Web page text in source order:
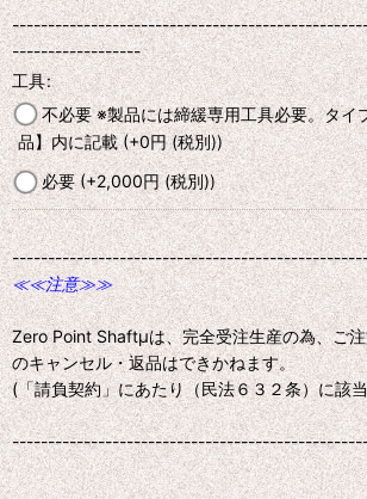
------------------
工具:
不必要 ※製品には締緩専用工具必要。タイ
品】内に記載(+0円 (税別))
必要(+2,000円 (税別))
≪≪注意≫≫
Zero Point Shaftμは、完全受注生産の為、ご
のキャンセル・返品はできかねます。
(「請負契約」にあたり（民法６３２条）に該